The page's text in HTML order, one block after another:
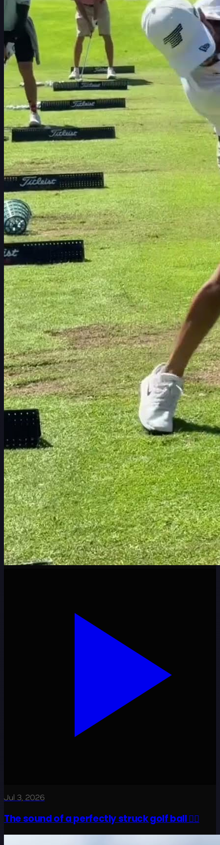
Jul 3, 2026
The sound of a perfectly struck golf ball 😮‍💨